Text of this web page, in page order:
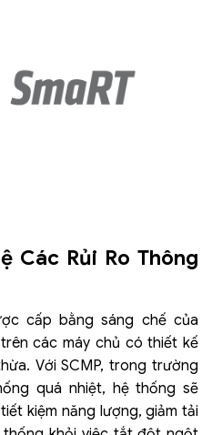
Các Rủi Ro Thông
cấp bằng sáng chế của
các máy chủ có thiết kế
Với SCMP, trong trường
quá nhiệt, hệ thống sẽ
kiệm năng lượng, giảm tải